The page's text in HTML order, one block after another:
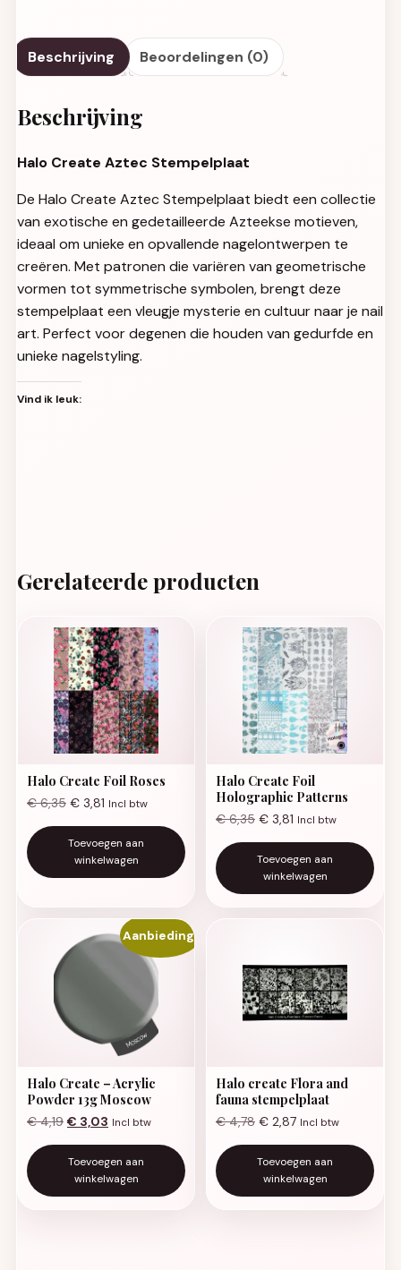
Beschrijving Beoordelingen (0)
Beschrijving
Halo Create Aztec Stempelplaat
De Halo Create Aztec Stempelplaat biedt een collectie
van exotische en gedetailleerde Azteekse motieven,
ideaal om unieke en opvallende nagelontwerpen te
creëren. Met patronen die variëren van geometrische
vormen tot symmetrische symbolen, brengt deze
stempelplaat een vleugje mysterie en cultuur naar je nail
art. Perfect voor degenen die houden van gedurfde en
unieke nagelstyling.
Vind ik leuk:
Gerelateerde producten
Halo Create Foil Roses
€6,35 € 3,81 Incl btw
Toevoegen aan
winkelwagen
Halo Create Foil
Holographic Patterns
€6,35 € 3,81 Incl btw
Toevoegen aan
winkelwagen
Aanbieding!
Halo Create – Acrylic
Powder 13g Moscow
€4,19 Oorspronkelijke prijs was: € 4,19.
€ 3,03 Huidige prijs is: € 3,03.
Incl btw
Toevoegen aan
winkelwagen
Halo create Flora and
fauna stempelplaat
€4,78 € 2,87 Incl btw
Toevoegen aan
winkelwagen